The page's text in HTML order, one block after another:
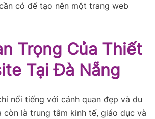
có để tạo nên một trang web
Trọng Của Thiết
Tại Đà Nẵng
nổi tiếng với cảnh quan đẹp và du
còn là trung tâm kinh tế, giáo dục và